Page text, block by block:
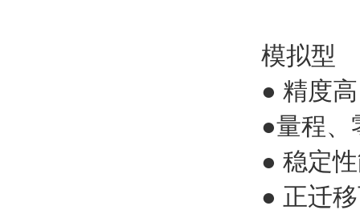
模拟型
● 精度高
●量程、
● 稳定
● 正迁